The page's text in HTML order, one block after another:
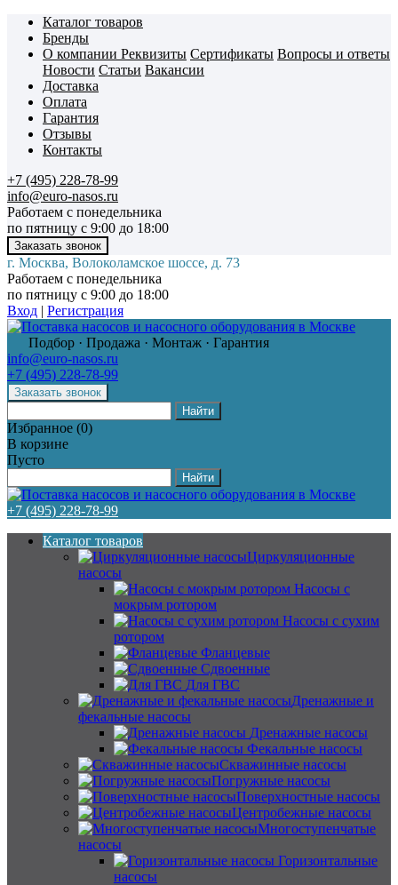
Каталог товаров
Бренды
О компании Реквизиты Сертификаты Вопросы и ответы
Новости Статьи Вакансии
Доставка
Оплата
Гарантия
Отзывы
Контакты
+7 (495) 228-78-99
info@euro-nasos.ru
Работаем с понедельника
по пятницу с 9:00 до 18:00
г. Москва, Волоколамское шоссе, д. 73
Работаем с понедельника
по пятницу с 9:00 до 18:00
Вход | Регистрация
Подбор · Продажа · Монтаж · Гарантия
info@euro-nasos.ru
+7 (495) 228-78-99
Избранное (0)
В корзине
Пусто
+7 (495) 228-78-99
Каталог товаров
Циркуляционные
насосы
Насосы с
мокрым ротором
Насосы с сухим
ротором
Фланцевые
Сдвоенные
Для ГВС
Дренажные и
фекальные насосы
Дренажные насосы
Фекальные насосы
Скважинные насосы
Погружные насосы
Поверхностные насосы
Центробежные насосы
Многоступенчатые
насосы
Горизонтальные
насосы